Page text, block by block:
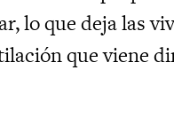
lo que deja las
que viene